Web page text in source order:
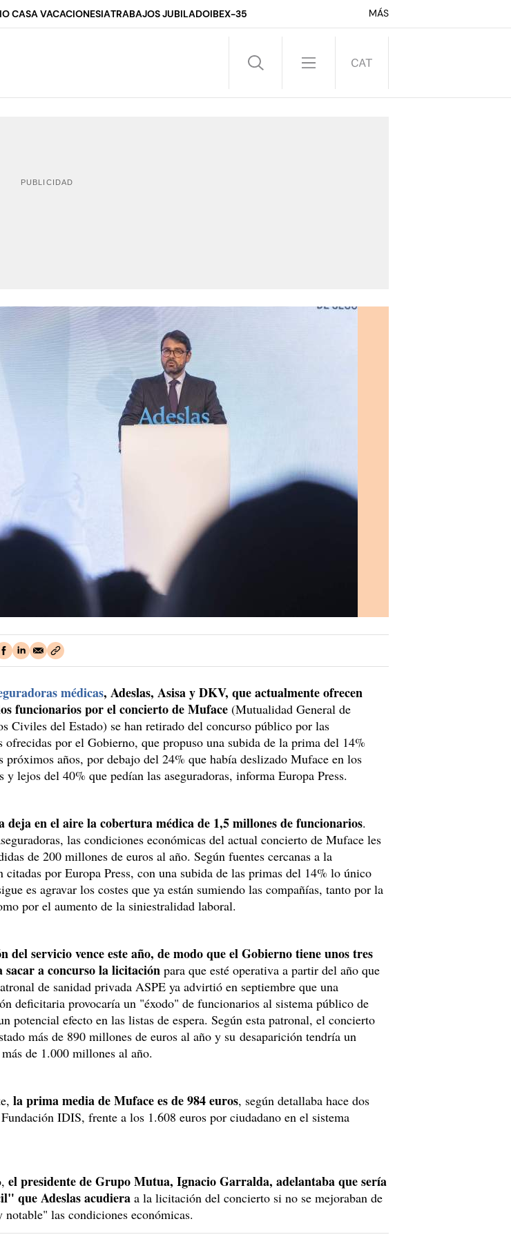
CASA VACACIONESIATRABAJOS JUBILADOIBEX-35 MÁS
médicas, Adeslas, Asisa y DKV, que actualmente ofrecen
funcionarios por el concierto de Muface (Mutualidad General de
Civiles del Estado) se han retirado del concurso público por las
ofrecidas por el Gobierno, que propuso una subida de la prima del 14%
próximos años, por debajo del 24% que había deslizado Muface en los
y lejos del 40% que pedían las aseguradoras, informa Europa Press.
deja en el aire la cobertura médica de 1,5 millones de funcionarios.
las condiciones económicas del actual concierto de Muface les
de 200 millones de euros al año. Según fuentes cercanas a la
citadas por Europa Press, con una subida de las primas del 14% lo único
es agravar los costes que ya están sumiendo las compañías, tanto por la
por el aumento de la siniestralidad laboral.
del servicio vence este año, de modo que el Gobierno tiene unos tres
sacar a concurso la licitación para que esté operativa a partir del año que
de sanidad privada ASPE ya advirtió en septiembre que una
deficitaria provocaría un "éxodo" de funcionarios al sistema público de
potencial efecto en las listas de espera. Según esta patronal, el concierto
más de 890 millones de euros al año y su desaparición tendría un
de 1.000 millones al año.
la prima media de Muface es de 984 euros, según detallaba hace dos
Fundación IDIS, frente a los 1.608 euros por ciudadano en el sistema
el presidente de Grupo Mutua, Ignacio Garralda, adelantaba que sería
que Adeslas acudiera a la licitación del concierto si no se mejoraban de
las condiciones económicas.